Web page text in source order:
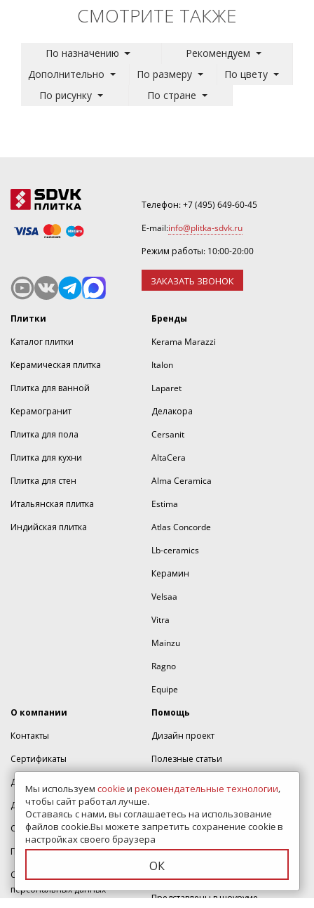
СМОТРИТЕ ТАКЖЕ
По назначению
Рекомендуем
Дополнительно
По размеру
По цвету
По рисунку
По стране
Телефон:+7 (495) 649-60-45
E-mail:info@plitka-sdvk.ru
Режим работы: 10:00-20:00
ЗАКАЗАТЬ ЗВОНОК
Плитки
Каталог плитки
Керамическая плитка
Плитка для ванной
Керамогранит
Плитка для пола
Плитка для кухни
Плитка для стен
Итальянская плитка
Индийская плитка
Бренды
Kerama Marazzi
Italon
Laparet
Делакора
Cersanit
AltaCera
Alma Ceramica
Estima
Atlas Concorde
Lb-ceramics
Керамин
Velsaa
Vitra
Mainzu
Ragno
Equipe
О компании
Контакты
Сертификаты
Доставка и оплата
Дизайнерам
Скидки
Политика конфиденциальности
Согласие на обработку
персональных данных
Помощь
Дизайн проект
Полезные статьи
Написать директору
Тур по магазину
Представлены в шоуруме
Мы используем cookieи рекомендательные технологии,
чтобы сайт работал лучше.
Оставаясь с нами, вы соглашаетесь на использование
файлов cookie.Вы можете запретить сохранение cookie в
настройках своего браузера
ОК